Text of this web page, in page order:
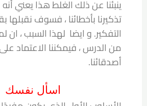
ينبئنا عن ذلك الغلط هذا يعني
تذكيرنا بأخطائنا ، فسوف نقبلها
التفكير. و ايضا لهذا السبب ، ان
من الدرس ، فيمكننا الاعتماد
أصدقائنا.
اسأل نفسك